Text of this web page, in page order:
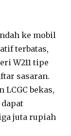
ke mobil
terbatas,
W211 tipe
sasaran.
LCGC bekas,
juta rupiah